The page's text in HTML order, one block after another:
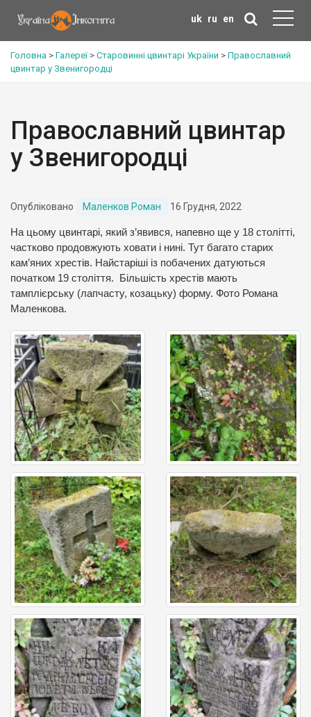
uk ru en
Головна > Галереї> Старовинні цвинтарі України > Православний
цвинтар у Звенигородці
Православний цвинтар
у Звенигородці
Опубліковано Маленков Роман 16 Грудня, 2022
На цьому цвинтарі, який з’явився, напевно ще у 18 столітті,
частково продовжують ховати і нині. Тут багато старих
кам’яних хрестів. Найстаріші із побачених датуються
початком 19 століття. Більшість хрестів мають
тамплієрську (лапчасту, козацьку) форму. Фото Романа
Маленкова.